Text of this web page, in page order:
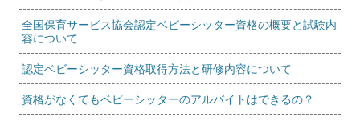
全国保育サービス協会認定ベビーシッター資格の概要と試験内
容について
認定ベビーシッター資格取得方法と研修内容について
資格がなくてもベビーシッターのアルバイトはできるの？